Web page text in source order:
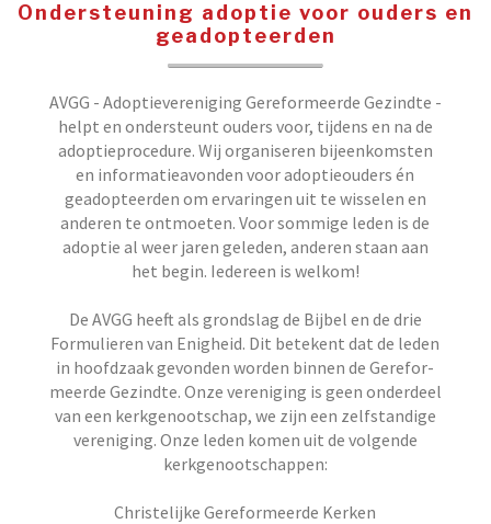
Ondersteuning adoptie voor ouders en
geadopteerden
AVGG - Adoptievereniging Gereformeerde Gezindte -
helpt en ondersteunt ouders voor, tijdens en na de
adoptieprocedure. Wij organiseren bijeenkomsten
en informatieavonden voor adoptieouders én
geadopteerden om ervaringen uit te wisselen en
anderen te ontmoeten. Voor sommige leden is de
adoptie al weer jaren geleden, anderen staan aan
het begin. Iedereen is welkom!
De AVGG heeft als grondslag de Bijbel en de drie
Formu­lieren van Enigheid. Dit betekent dat de leden
in hoofd­zaak gevonden worden binnen de Gerefor­
meerde Gezindte. Onze vereniging is geen onderdeel
van een kerkgenootschap, we zijn een zelfstandige
vereniging. Onze leden komen uit de volgende
kerkgenootschappen:
Christelijke Gereformeerde Kerken